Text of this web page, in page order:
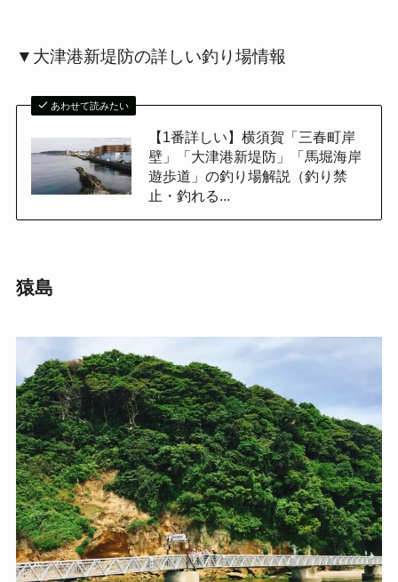
▼大津港新堤防の詳しい釣り場情報
あわせて読みたい
【1番詳しい】横須賀「三春町岸
壁」「大津港新堤防」「馬堀海岸
遊歩道」の釣り場解説（釣り禁
止・釣れる...
猿島